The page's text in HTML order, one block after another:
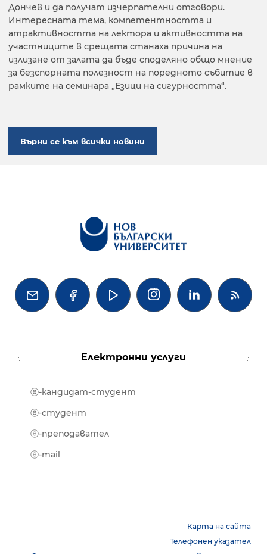
Дончев и да получат изчерпателни отговори.
Интересната тема, компетентността и
атрактивността на лектора и активността на
участниците в срещата станаха причина на
излизане от залата да бъде споделяно общо мнение
за безспорната полезност на поредното събитие в
рамките на семинара „Езици на сигурността“.
Върни се към всички новини
   
Електронни услуги
ⓔ-кандидат-студент
ⓔ-студент
ⓔ-преподавател
ⓔ-mail
Карта на сайта
Телефонен указател